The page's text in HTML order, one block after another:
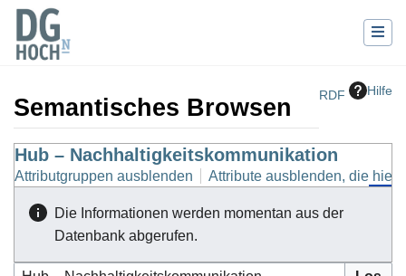
RDF Hilfe
Semantisches Browsen
Wechseln zu:Navigation,Suche
Hub – Nachhaltigkeitskommunikation
Attributgruppen ausblenden Attribute ausblenden, die
Die Informationen werden momentan aus der
Datenbank abgerufen.